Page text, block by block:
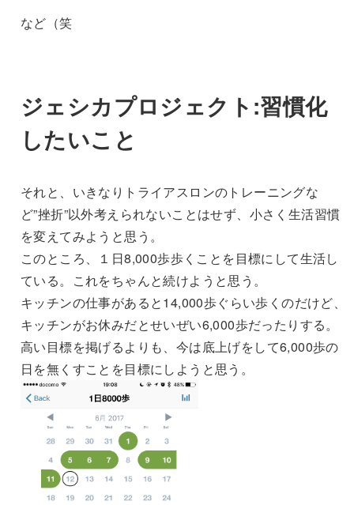
など（笑
ジェシカプロジェクト:習慣化
したいこと
それと、いきなりトライアスロンのトレーニングな
ど”挫折”以外考えられないことはせず、小さく生活習慣
を変えてみようと思う。
このところ、１日8,000歩歩くことを目標にして生活し
ている。これをちゃんと続けようと思う。
キッチンの仕事があると14,000歩ぐらい歩くのだけど、
キッチンがお休みだとせいぜい6,000歩だったりする。
高い目標を掲げるよりも、今は底上げをして6,000歩の
日を無くすことを目標にしようと思う。